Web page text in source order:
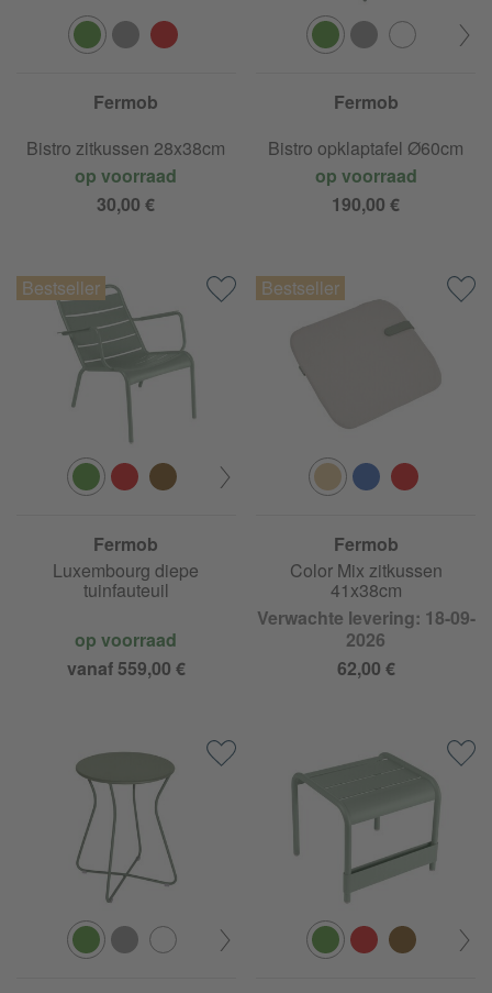
Fermob
Bistro zitkussen 28x38cm
op voorraad
30,00 €
Fermob
Bistro opklaptafel Ø60cm
op voorraad
190,00 €
Fermob
Luxembourg diepe
tuinfauteuil
op voorraad
vanaf 559,00 €
Fermob
Color Mix zitkussen
41x38cm
Verwachte levering: 18-09-
2026
62,00 €